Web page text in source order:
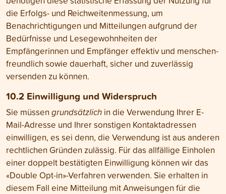
die Erfolgs- und Reichweitenmessung, um
Benachrichtigungen und Mitteilungen aufgrund der
Bedürfnisse und Lesegewohnheiten der
Empfängerinnen und Empfänger effektiv und menschen­
freundlich sowie dauerhaft, sicher und zuverlässig
versenden zu können.
10.2 Einwilligung und Wider­spruch
Sie müssen grundsätzlich in die Verwendung Ihrer E-
Mail-Adresse und Ihrer sonstigen Kontaktadressen
einwilligen, es sei denn, die Verwendung ist aus anderen
rechtlichen Gründen zulässig. Für das allfällige Einholen
einer doppelt bestätigten Einwilligung können wir das
«Double Opt-in»-Verfahren verwenden. Sie erhalten in
diesem Fall eine Mitteilung mit Anweisungen für die